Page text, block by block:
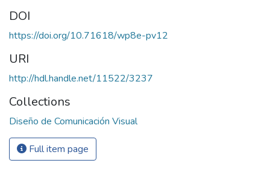
DOI
https://doi.org/10.71618/wp8e-pv12
URI
http://hdl.handle.net/11522/3237
Collections
Diseño de Comunicación Visual
Full item page